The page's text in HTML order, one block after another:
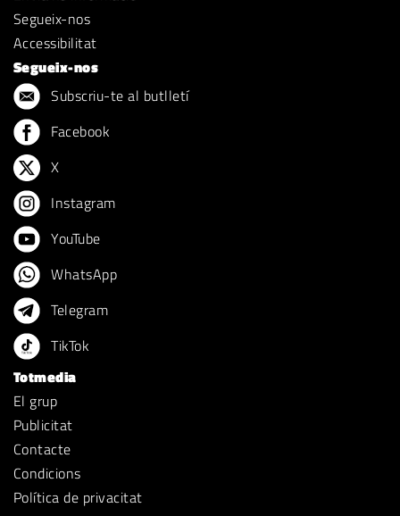
Segueix-nos
Accessibilitat
Segueix-nos
Subscriu-te al butlletí
Facebook
X
Instagram
YouTube
WhatsApp
Telegram
TikTok
Totmedia
El grup
Publicitat
Contacte
Condicions
Política de privacitat